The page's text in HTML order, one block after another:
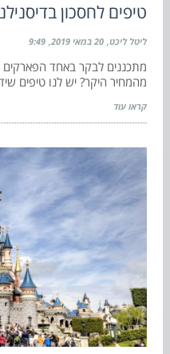
טיפים לחסכון
ליטל ליכט 20 במאי 2019 9:49
מתכננים לבקר באחד הפארקים
מהמחיר היקר? יש לנו טיפים
קראו עוד